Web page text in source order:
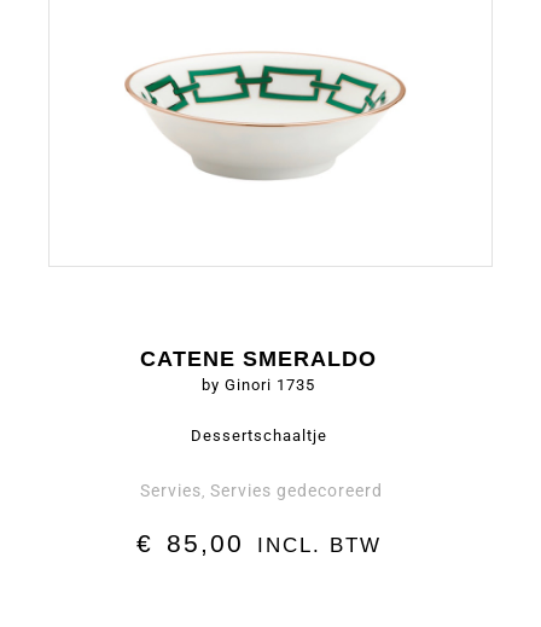
CATENE SMERALDO
by Ginori 1735
Dessertschaaltje
Servies, Servies gedecoreerd
€ 85,00 INCL. BTW